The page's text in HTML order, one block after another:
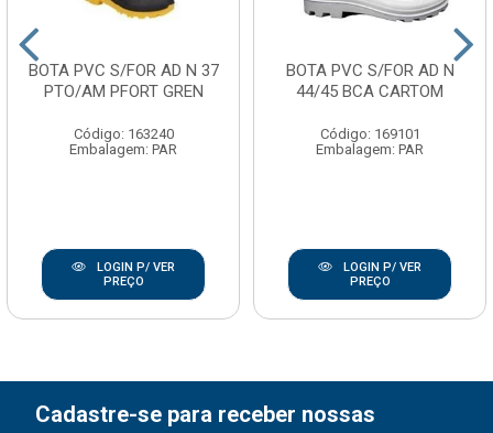
BOTA PVC S/FOR AD N 37
PTO/AM PFORT GREN
Código: 163240
Embalagem: PAR
LOGIN P/ VER
PREÇO
BOTA PVC S/FOR AD N
44/45 BCA CARTOM
Código: 169101
Embalagem: PAR
LOGIN P/ VER
PREÇO
Cadastre-se para receber nossas